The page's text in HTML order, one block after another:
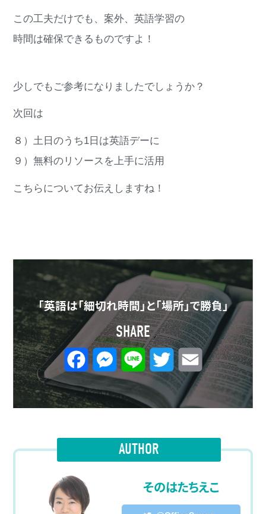
この工夫だけでも、案外、英語学習の
時間は確保できるものですよ！
少しでもご参考になりましたでしょうか？
次回は
８）土日のうち1日は英語デーに
９）無料のリソースを上手に活用
こちらについてお伝えしますね！
「英語は「細切れ時間」と「場所」で勝負」
SHARE
c
o
M
s
e
L
i
n
T
w
i
r
E
a
AUTHOR
そのはたちえこ